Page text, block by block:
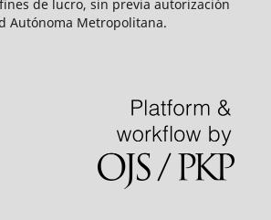
de lucro, sin previa autorización
Autónoma Metropolitana.